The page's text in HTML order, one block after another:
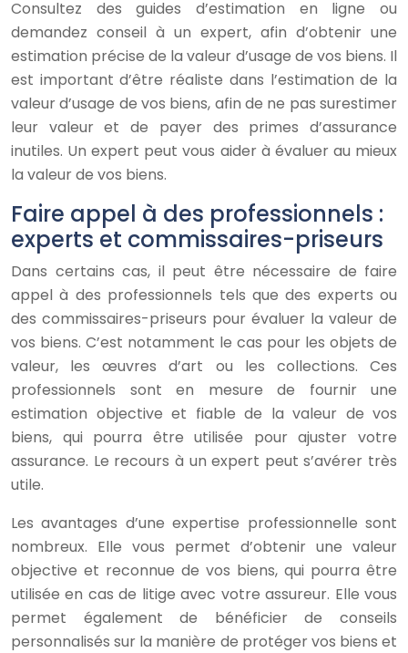
Consultez des guides d’estimation en ligne ou
demandez conseil à un expert, afin d’obtenir une
estimation précise de la valeur d’usage de vos biens. Il
est important d’être réaliste dans l’estimation de la
valeur d’usage de vos biens, afin de ne pas surestimer
leur valeur et de payer des primes d’assurance
inutiles. Un expert peut vous aider à évaluer au mieux
la valeur de vos biens.
Faire appel à des professionnels :
experts et commissaires-priseurs
Dans certains cas, il peut être nécessaire de faire
appel à des professionnels tels que des experts ou
des commissaires-priseurs pour évaluer la valeur de
vos biens. C’est notamment le cas pour les objets de
valeur, les œuvres d’art ou les collections. Ces
professionnels sont en mesure de fournir une
estimation objective et fiable de la valeur de vos
biens, qui pourra être utilisée pour ajuster votre
assurance. Le recours à un expert peut s’avérer très
utile.
Les avantages d’une expertise professionnelle sont
nombreux. Elle vous permet d’obtenir une valeur
objective et reconnue de vos biens, qui pourra être
utilisée en cas de litige avec votre assureur. Elle vous
permet également de bénéficier de conseils
personnalisés sur la manière de protéger vos biens et